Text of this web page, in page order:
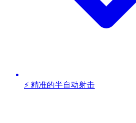
⚡ 精准的半自动射击